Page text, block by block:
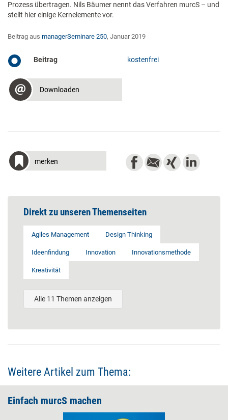
Prozess übertragen. Nils Bäumer nennt das Verfahren murcS – und
stellt hier einige Kernelemente vor.
Beitrag aus managerSeminare 250, Januar 2019
Beitrag kostenfrei
Downloaden
merken
Direkt zu unseren Themenseiten
Agiles Management Design Thinking
Ideenfindung Innovation Innovationsmethode
Kreativität
Alle 11 Themen anzeigen
Weitere Artikel zum Thema:
Einfach murcS machen